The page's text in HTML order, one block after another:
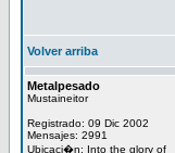
Volver arriba
Metalpesado
Mustaineitor
Registrado: 09 Dic 2002
Mensajes: 2991
Ubicaci�n: Into the glory of